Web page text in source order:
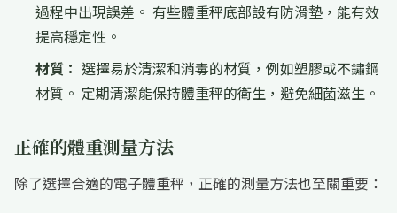
過程中出現誤差。 有些體重秤底部設有防滑墊，能有效
提高穩定性。
材質： 選擇易於清潔和消毒的材質，例如塑膠或不鏽鋼
材質。 定期清潔能保持體重秤的衛生，避免細菌滋生。
正確的體重測量方法
除了選擇合適的電子體重秤，正確的測量方法也至關重要：